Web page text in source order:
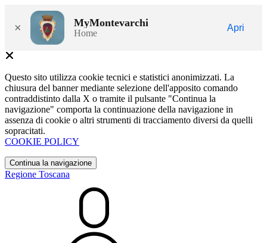
× MyMontevarchi
Home
Apri
Questo sito utilizza cookie tecnici e statistici anonimizzati. La
chiusura del banner mediante selezione dell'apposito comando
contraddistinto dalla X o tramite il pulsante "Continua la
navigazione" comporta la continuazione della navigazione in
assenza di cookie o altri strumenti di tracciamento diversi da quelli
sopracitati.
COOKIE POLICY
Continua la navigazione
Regione Toscana